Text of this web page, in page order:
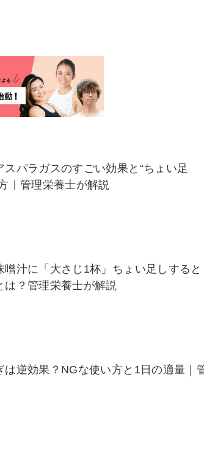
パラガスのすごい効果と“ちょい足
｜管理栄養士が解説
噌汁に「大さじ1杯」ちょい足しすると
は？管理栄養士が解説
は逆効果？NGな使い方と1日の適量｜